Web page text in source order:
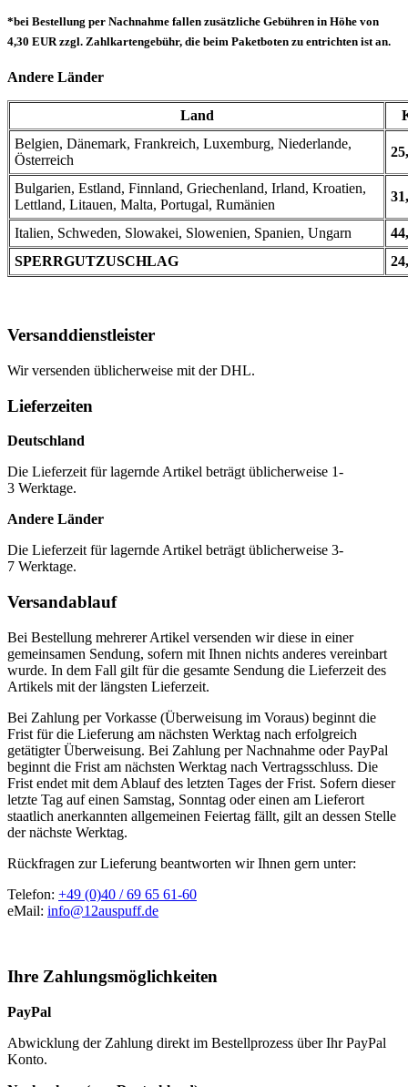
*bei Bestellung per Nachnahme fallen zusätzliche Gebühren in Höhe von
4,30 EUR zzgl. Zahlkartengebühr, die beim Paketboten zu entrichten ist an.
Andere Länder
Land
Belgien, Dänemark, Frankreich, Luxemburg, Niederlande,
Österreich
Bulgarien, Estland, Finnland, Griechenland, Irland, Kroatien,
Lettland, Litauen, Malta, Portugal, Rumänien
Italien, Schweden, Slowakei, Slowenien, Spanien, Ungarn
SPERRGUTZUSCHLAG
Versanddienstleister
Wir versenden üblicherweise mit der DHL.
Lieferzeiten
Deutschland
Die Lieferzeit für lagernde Artikel beträgt üblicherweise 1-
3 Werktage.
Andere Länder
Die Lieferzeit für lagernde Artikel beträgt üblicherweise 3-
7 Werktage.
Versandablauf
Bei Bestellung mehrerer Artikel versenden wir diese in einer
gemeinsamen Sendung, sofern mit Ihnen nichts anderes vereinbart
wurde. In dem Fall gilt für die gesamte Sendung die Lieferzeit des
Artikels mit der längsten Lieferzeit.
Bei Zahlung per Vorkasse (Überweisung im Voraus) beginnt die
Frist für die Lieferung am nächsten Werktag nach erfolgreich
getätigter Überweisung. Bei Zahlung per Nachnahme oder PayPal
beginnt die Frist am nächsten Werktag nach Vertragsschluss. Die
Frist endet mit dem Ablauf des letzten Tages der Frist. Sofern dieser
letzte Tag auf einen Samstag, Sonntag oder einen am Lieferort
staatlich anerkannten allgemeinen Feiertag fällt, gilt an dessen Stelle
der nächste Werktag.
Rückfragen zur Lieferung beantworten wir Ihnen gern unter:
Telefon: +49 (0)40 / 69 65 61-60
eMail: info@12auspuff.de
Ihre Zahlungsmöglichkeiten
PayPal
Abwicklung der Zahlung direkt im Bestellprozess über Ihr PayPal
Konto.